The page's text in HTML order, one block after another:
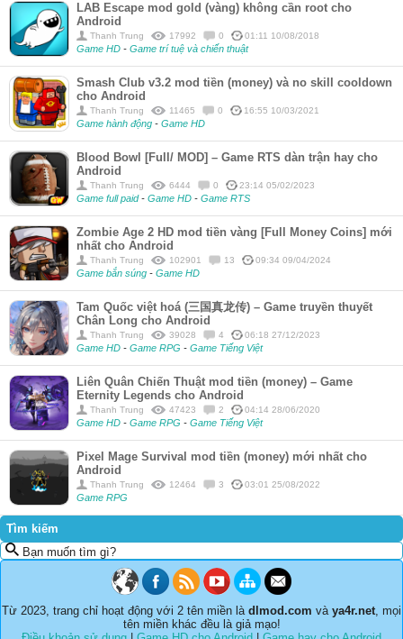
LAB Escape mod gold (vàng) không cần root cho
Android
Thanh Trung 17992 0 01:11 10/08/2018
Game HD - Game trí tuệ và chiến thuật
Smash Club v3.2 mod tiền (money) và no skill cooldown
cho Android
Thanh Trung 11465 0 16:55 10/03/2021
Game hành động - Game HD
Blood Bowl [Full/ MOD] – Game RTS dàn trận hay cho
Android
Thanh Trung 6444 0 23:14 05/02/2023
Game full paid- Game HD - Game RTS
Zombie Age 2 HD mod tiền vàng [Full Money Coins] mới
nhất cho Android
Thanh Trung 102901 13 09:34 09/04/2024
Game bắn súng - Game HD
Tam Quốc việt hoá (三国真龙传) – Game truyền thuyết
Chân Long cho Android
Thanh Trung 39028 4 06:18 27/12/2023
Game HD - Game RPG - Game Tiếng Việt
Liên Quân Chiến Thuật mod tiền (money) – Game
Eternity Legends cho Android
Thanh Trung 47423 2 04:14 28/06/2020
Game HD - Game RPG - Game Tiếng Việt
Pixel Mage Survival mod tiền (money) mới nhất cho
Android
Thanh Trung 12464 3 03:01 25/08/2022
Game RPG
Tìm kiếm
Bạn muốn tìm gì?
Từ 2023, trang chỉ hoạt động với 2 tên miền là dlmod.com và ya4r.net, mọi
tên miền khác đều là giả mạo!